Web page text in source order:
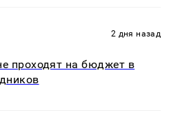
2 дня назад
проходят на бюджет в